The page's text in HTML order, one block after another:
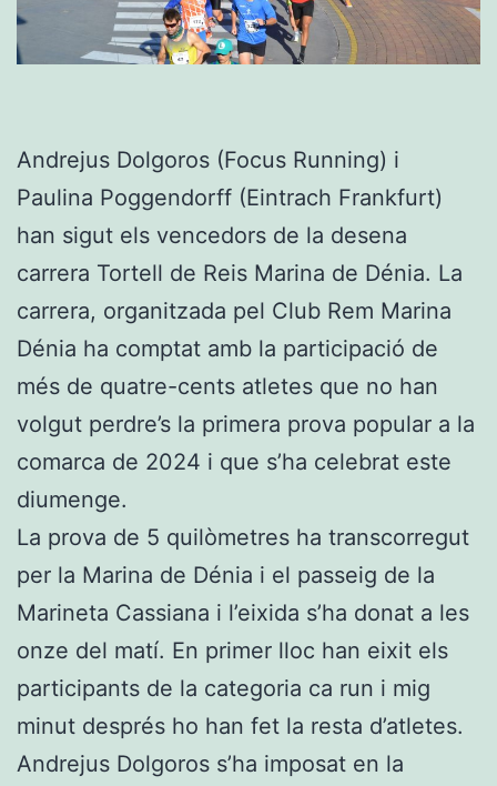
Andrejus Dolgoros (Focus Running) i
Paulina Poggendorff (Eintrach Frankfurt)
han sigut els vencedors de la desena
carrera Tortell de Reis Marina de Dénia. La
carrera, organitzada pel Club Rem Marina
Dénia ha comptat amb la participació de
més de quatre-cents atletes que no han
volgut perdre’s la primera prova popular a la
comarca de 2024 i que s’ha celebrat este
diumenge.
La prova de 5 quilòmetres ha transcorregut
per la Marina de Dénia i el passeig de la
Marineta Cassiana i l’eixida s’ha donat a les
onze del matí. En primer lloc han eixit els
participants de la categoria ca run i mig
minut després ho han fet la resta d’atletes.
Andrejus Dolgoros s’ha imposat en la